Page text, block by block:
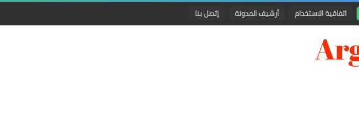
اتفاقية الاستخدام أرشيف المدونة إتصل بنا